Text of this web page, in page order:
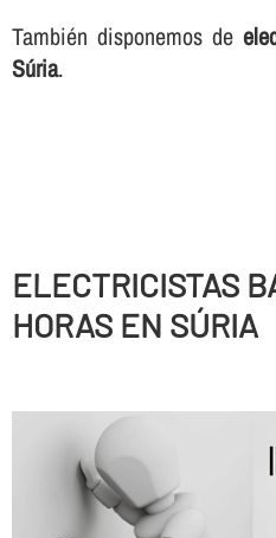
También disponemos de
Súria.
ELECTRICISTAS
HORAS EN SÚRIA